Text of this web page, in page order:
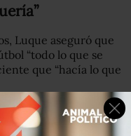
Luque aseguró que
“todo lo que se
que “hacía lo que
De amarlo, de